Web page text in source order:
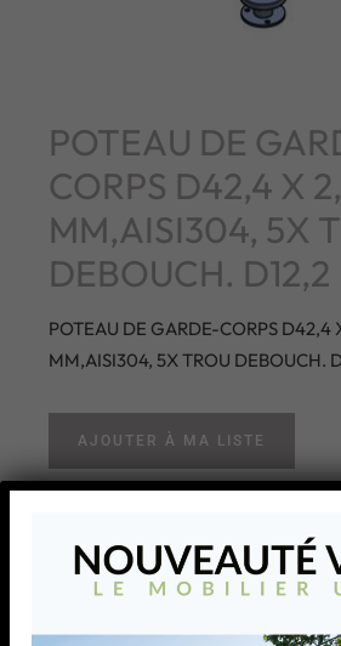
POTEAU DE
CORPS D42,4 X
MM,AISI304, 5X
DEBOUCH. D12,2
POTEAU DE GARDE-CORPS D42,4
MM,AISI304, 5X TROU DEBOUCH.
AJOUTER À MA LISTE